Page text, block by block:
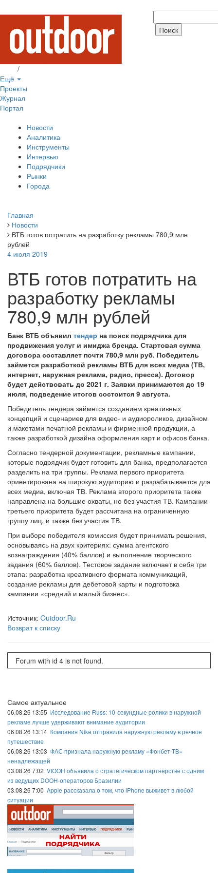
/
Ещё
Проекты
Журнал
Портал
Новости
Аналитика
Инструменты
Интервью
Подрядчики
Рынки
Города
Главная
Новости
ВТБ готов потратить на разработку рекламы 780,9 млн
рублей
4 июля 2019
ВТБ готов потратить на
разработку рекламы
780,9 млн рублей
Банк ВТБ объявил тендер на поиск подрядчика для
продвижения услуг и имиджа бренда. Стартовая сумма
договора составляет почти 780,9 млн руб. Победитель
займется разработкой рекламы ВТБ для всех медиа (ТВ,
интернет, наружная реклама, радио, пресса). Договор
будет действовать до 2021 г. Заявки принимаются до 19
июля, подведение итогов состоится 9 августа.
Победитель тендера займется созданием креативных
концепций и сценариев для видео- и аудиороликов, дизайном
и макетами печатной рекламы и фирменной продукции, а
также разработкой дизайна оформления карт и офисов банка.
Согласно тендерной документации, рекламные кампании,
которые подрядчик будет готовить для банка, предполагается
разделить на три группы. Реклама первого приоритета
ориентирована на широкую аудиторию и разрабатывается для
всех медиа, включая ТВ. Реклама второго приоритета также
направлена на большие охваты, но без участия ТВ. Кампании
третьего приоритета будет рассчитана на ограниченную
группу лиц, и также без участия ТВ.
При выборе победителя комиссия будет принимать решения,
основываясь на двух критериях: сумма агентского
вознаграждения (40% баллов) и выполнение творческого
задания (60% баллов). Тестовое задание включает в себя три
этапа: разработка креативного формата коммуникаций,
создание рекламы для дебетовой карты и подготовка
кампании «средний и малый бизнес».
Источник: Outdoor.Ru
Возврат к списку
Forum with id 4 is not found.
Самое актуальное
06.08.26 13:55 Исследование Russ: 10-секундные ролики в наружной
рекламе лучше удерживают внимание аудитории
06.08.26 13:14 Компания Nike отправила наружную рекламу в речное
путешествие
06.08.26 13:03 ФАС признала наружную рекламу «Фонбет ТВ»
ненадлежащей
03.08.26 7:02 VIOOH объявила о стратегическом партнёрстве с одним
из ведущих DOOH-операторов Бразилии
03.08.26 7:00 Apple рассказала о том, что iPhone выживет в любой
ситуации